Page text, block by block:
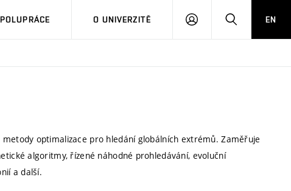
O UNIVERZITĚ
PŘIHLÁSIT HLEDATEN
optimalizace pro hledání globálních extrémů. Zaměřuje
algoritmy, řízené náhodné prohledávání, evoluční
a další.